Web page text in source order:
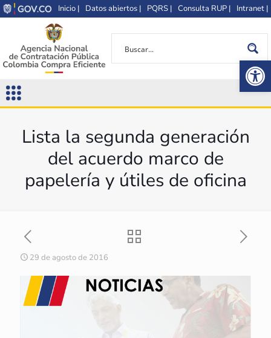
Inicio | Datos abiertos | PQRS | Consulta RUP | Intranet |
Lista la segunda generación
del acuerdo marco de
papelería y útiles de oficina
29 de agosto de 2016